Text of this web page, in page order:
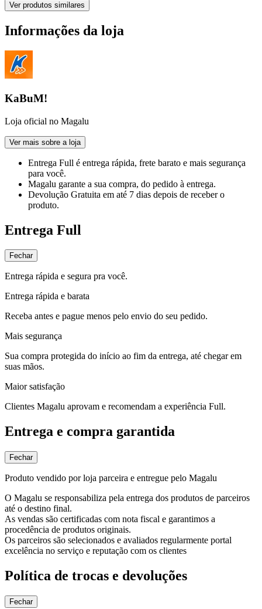
Ver produtos similares
Informações da loja
KaBuM!
Loja oficial no Magalu
Ver mais sobre a loja
Entrega Full é entrega rápida, frete barato e mais segurança
para você.
Magalu garante a sua compra, do pedido à entrega.
Devolução Gratuita em até 7 dias depois de receber o
produto.
Entrega Full
Fechar
Entrega rápida e segura pra você.
Entrega rápida e barata
Receba antes e pague menos pelo envio do seu pedido.
Mais segurança
Sua compra protegida do início ao fim da entrega, até chegar em
suas mãos.
Maior satisfação
Clientes Magalu aprovam e recomendam a experiência Full.
Entrega e compra garantida
Fechar
Produto vendido por loja parceira e entregue pelo Magalu
O Magalu se responsabiliza pela entrega dos produtos de parceiros
até o destino final.
As vendas são certificadas com nota fiscal e garantimos a
procedência de produtos originais.
Os parceiros são selecionados e avaliados regularmente portal
excelência no serviço e reputação com os clientes
Política de trocas e devoluções
Fechar